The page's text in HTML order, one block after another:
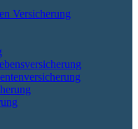
Versicherung